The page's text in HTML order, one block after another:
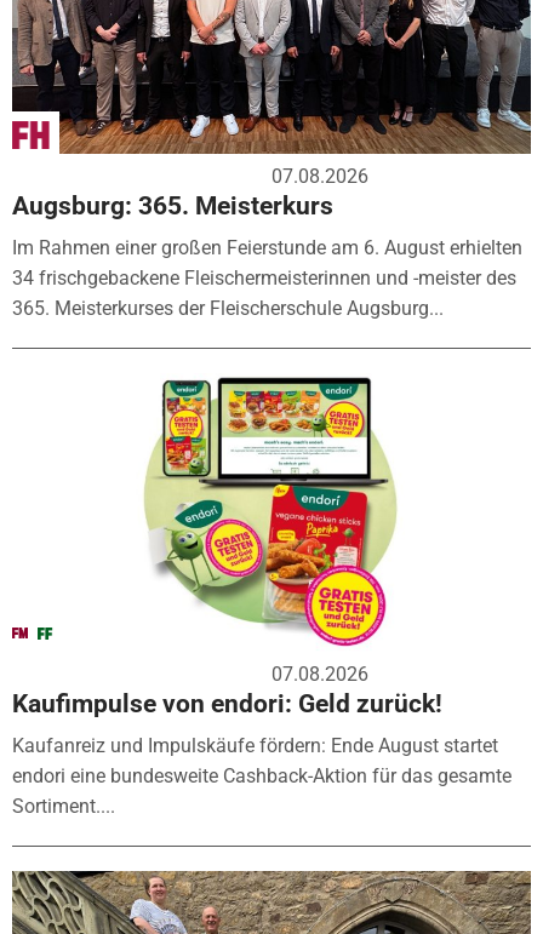
07.08.2026
Augsburg: 365. Meisterkurs
Im Rahmen einer großen Feierstunde am 6. August erhielten
34 frischgebackene Fleischermeisterinnen und -meister des
365. Meisterkurses der Fleischerschule Augsburg...
07.08.2026
Kaufimpulse von endori: Geld zurück!
Kaufanreiz und Impulskäufe fördern: Ende August startet
endori eine bundesweite Cashback-Aktion für das gesamte
Sortiment....